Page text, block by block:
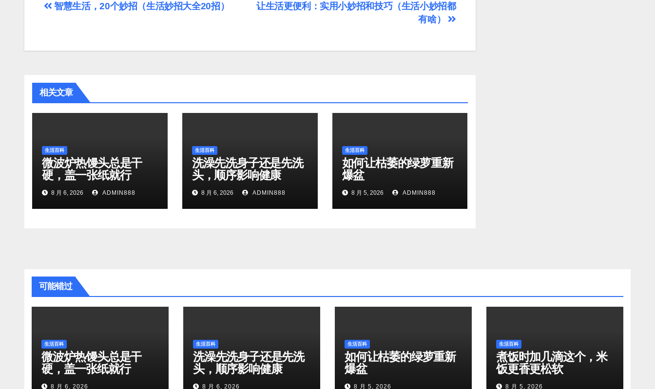
文
导
让生活更便利：实用小妙招和技巧（生活小妙招都
有啥）
智慧生活，20个妙招（生活妙招大全20招）
相关文章
生活百科
微波炉热馒头总是干
硬，盖一张纸就行
8 月 6, 2026 ADMIN888
生活百科
洗澡先洗身子还是先洗
头，顺序影响健康
8 月 6, 2026 ADMIN888
生活百科
如何让枯萎的绿萝重新
爆盆
8 月 5, 2026 ADMIN888
可能错过
生活百科
微波炉热馒头总是干
硬，盖一张纸就行
8 月 6, 2026
生活百科
洗澡先洗身子还是先洗
头，顺序影响健康
8 月 6, 2026
生活百科
如何让枯萎的绿萝重新
爆盆
8 月 5, 2026
生活百科
煮饭时加几滴这个，米
饭更香更松软
8 月 5, 2026